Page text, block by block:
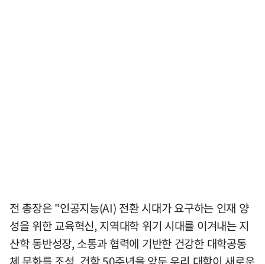
전 총장은 "인공지능(AI) 전환 시대가 요구하는 인재 양
성을 위한 교육혁신, 지역대학 위기 시대를 이겨내는 지
산학 동반성장, 소통과 협력에 기반한 건강한 대학공동